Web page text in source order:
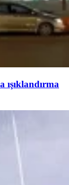
ışıklandırma